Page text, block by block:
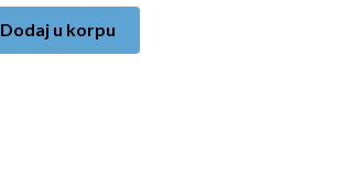
Dodaj u korpu